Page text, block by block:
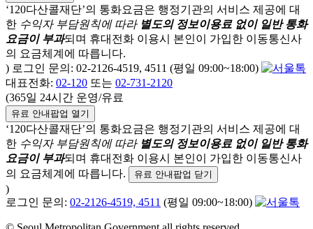
‘120다산콜재단’의 통화요금은 행정기관의 서비스 제공에 대
한 수익자 부담원칙에 따라 별도의 정보이용료 없이 일반 통화
요금이 부과되며 휴대전화 이용시 본인이 가입한 이동통신사
의 요금체계에 따릅니다.
) 로그인 문의: 02-2126-4519, 4511 (평일 09:00~18:00)
대표전화: 02-120 또는 02-731-2120
(365일 24시간 운영/유료
유료 안내팝업 열기
‘120다산콜재단’의 통화요금은 행정기관의 서비스 제공에 대
한 수익자 부담원칙에 따라 별도의 정보이용료 없이 일반 통화
요금이 부과되며 휴대전화 이용시 본인이 가입한 이동통신사
의 요금체계에 따릅니다.
유료 안내팝업 닫기
)
로그인 문의: 02-2126-4519, 4511 (평일 09:00~18:00)